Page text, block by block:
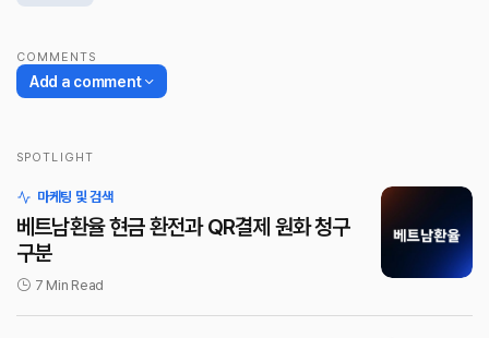
COMMENTS
Add a comment
SPOTLIGHT
마케팅 및 검색
베트남환율 현금 환전과 QR결제 원화 청구
구분
7 Min Read